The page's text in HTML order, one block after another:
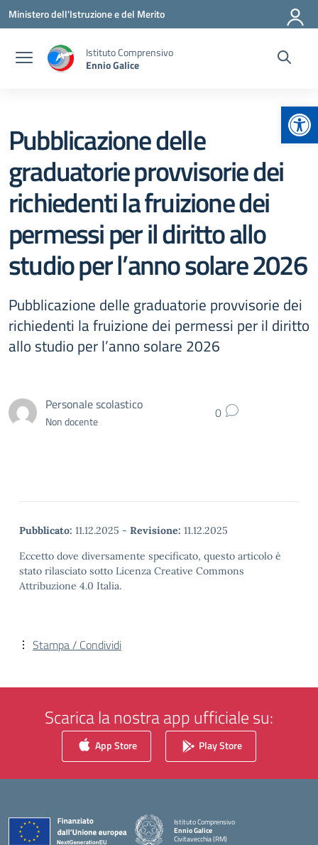
Vai ai contenuti
Vai al menu di navigazione
Vai al footer
Ministero dell'Istruzione e del Merito
Istituto Comprensivo
Ennio Galice
Pubblicazione delle
graduatorie provvisorie dei
richiedenti la fruizione dei
permessi per il diritto allo
studio per l’anno solare 2026
Pubblicazione delle graduatorie provvisorie dei
richiedenti la fruizione dei permessi per il diritto
allo studio per l’anno solare 2026
Personale scolastico
Non docente 0
Pubblicato: 11.12.2025 - Revisione: 11.12.2025
Eccetto dove diversamente specificato, questo articolo è
stato rilasciato sotto Licenza Creative Commons
Attribuzione 4.0 Italia.
Stampa / Condividi
Scarica la nostra app ufficiale su:
App Store Play Store
Istituto Comprensivo
Ennio Galice
Civitavecchia (RM)